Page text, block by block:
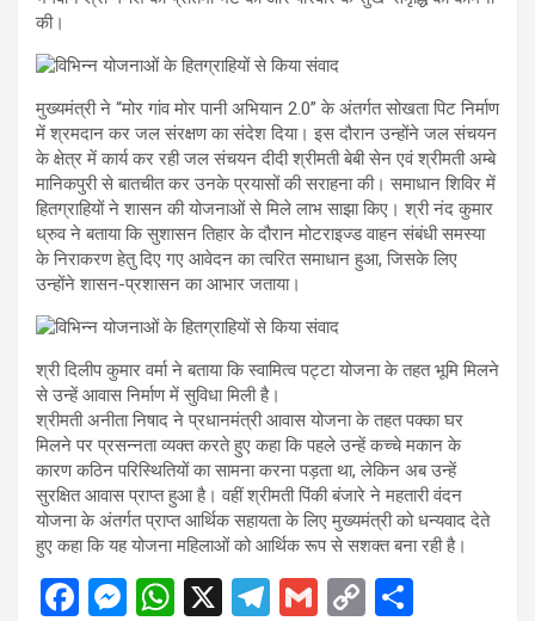
की।
मुख्यमंत्री ने “मोर गांव मोर पानी अभियान 2.0” के अंतर्गत सोखता पिट निर्माण
में श्रमदान कर जल संरक्षण का संदेश दिया। इस दौरान उन्होंने जल संचयन
के क्षेत्र में कार्य कर रही जल संचयन दीदी श्रीमती बेबी सेन एवं श्रीमती अम्बे
मानिकपुरी से बातचीत कर उनके प्रयासों की सराहना की। समाधान शिविर में
हितग्राहियों ने शासन की योजनाओं से मिले लाभ साझा किए। श्री नंद कुमार
ध्रुव ने बताया कि सुशासन तिहार के दौरान मोटराइज्ड वाहन संबंधी समस्या
के निराकरण हेतु दिए गए आवेदन का त्वरित समाधान हुआ, जिसके लिए
उन्होंने शासन-प्रशासन का आभार जताया।
श्री दिलीप कुमार वर्मा ने बताया कि स्वामित्व पट्टा योजना के तहत भूमि मिलने
से उन्हें आवास निर्माण में सुविधा मिली है।
श्रीमती अनीता निषाद ने प्रधानमंत्री आवास योजना के तहत पक्का घर
मिलने पर प्रसन्नता व्यक्त करते हुए कहा कि पहले उन्हें कच्चे मकान के
कारण कठिन परिस्थितियों का सामना करना पड़ता था, लेकिन अब उन्हें
सुरक्षित आवास प्राप्त हुआ है। वहीं श्रीमती पिंकी बंजारे ने महतारी वंदन
योजना के अंतर्गत प्राप्त आर्थिक सहायता के लिए मुख्यमंत्री को धन्यवाद देते
हुए कहा कि यह योजना महिलाओं को आर्थिक रूप से सशक्त बना रही है।
F
M W X
T
G
C